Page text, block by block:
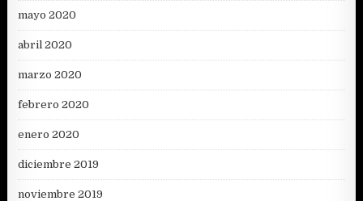
mayo 2020
abril 2020
marzo 2020
febrero 2020
enero 2020
diciembre 2019
noviembre 2019